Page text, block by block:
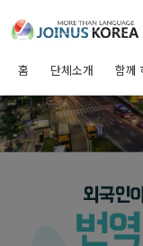
홈 단체소개 함께